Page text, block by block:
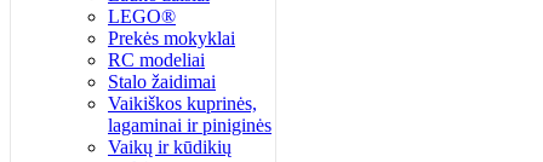
LEGO®
Prekės mokyklai
RC modeliai
Stalo žaidimai
Vaikiškos kuprinės,
lagaminai ir piniginės
Vaikų ir kūdikių